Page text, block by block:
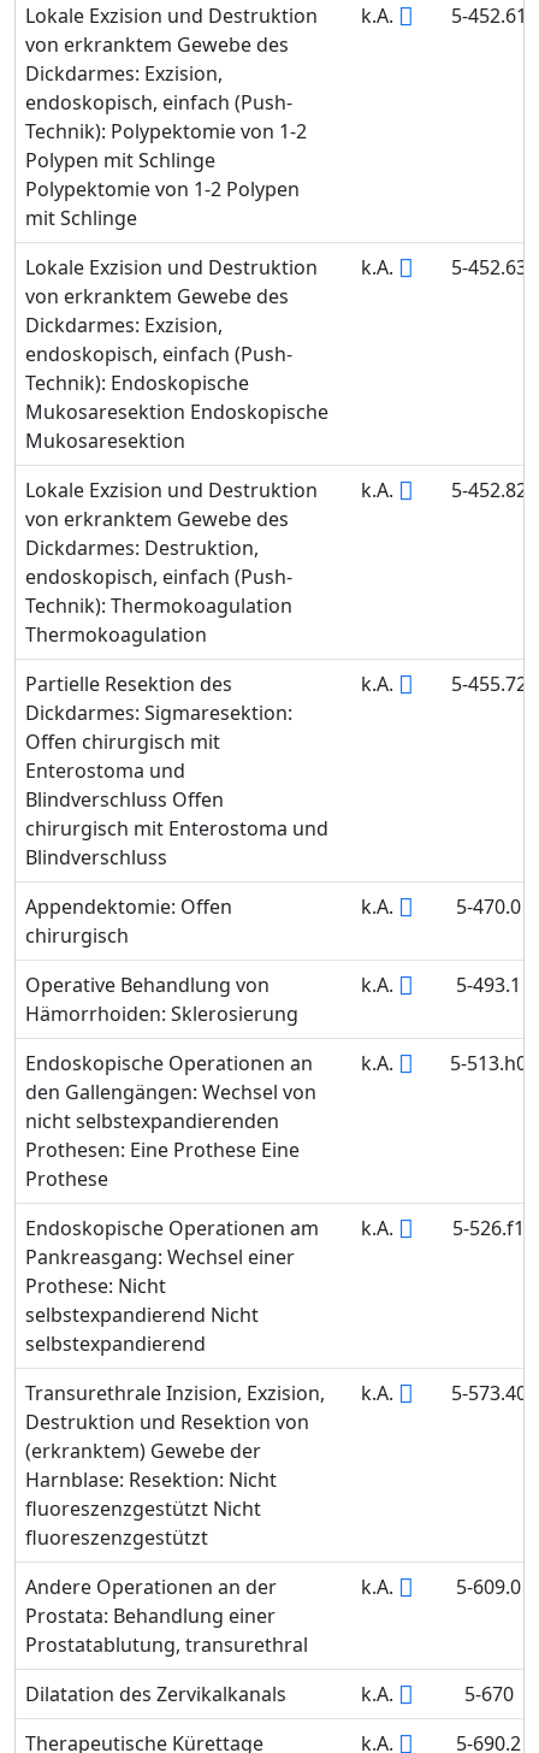
Lokale Exzision und Destruktion
von erkranktem Gewebe des
Dickdarmes: Exzision,
endoskopisch, einfach (Push-
Technik): Polypektomie von 1-2
Polypen mit Schlinge
Polypektomie von 1-2 Polypen
mit Schlinge
k.A. 5-452.61
Lokale Exzision und Destruktion
von erkranktem Gewebe des
Dickdarmes: Exzision,
endoskopisch, einfach (Push-
Technik): Endoskopische
Mukosaresektion Endoskopische
Mukosaresektion
k.A. 5-452.63
Lokale Exzision und Destruktion
von erkranktem Gewebe des
Dickdarmes: Destruktion,
endoskopisch, einfach (Push-
Technik): Thermokoagulation
Thermokoagulation
k.A. 5-452.82
Partielle Resektion des
Dickdarmes: Sigmaresektion:
Offen chirurgisch mit
Enterostoma und
Blindverschluss Offen
chirurgisch mit Enterostoma und
Blindverschluss
k.A. 5-455.72
Appendektomie: Offen
chirurgisch
k.A. 5-470.0
Operative Behandlung von
Hämorrhoiden: Sklerosierung
k.A. 5-493.1
Endoskopische Operationen an
den Gallengängen: Wechsel von
nicht selbstexpandierenden
Prothesen: Eine Prothese Eine
Prothese
k.A. 5-513.h0
Endoskopische Operationen am
Pankreasgang: Wechsel einer
Prothese: Nicht
selbstexpandierend Nicht
selbstexpandierend
k.A. 5-526.f1
Transurethrale Inzision, Exzision,
Destruktion und Resektion von
(erkranktem) Gewebe der
Harnblase: Resektion: Nicht
fluoreszenzgestützt Nicht
fluoreszenzgestützt
k.A. 5-573.40
Andere Operationen an der
Prostata: Behandlung einer
Prostatablutung, transurethral
k.A. 5-609.0
Dilatation des Zervikalkanals k.A.
5-670
Therapeutische Kürettage
k.A. 5-690.2